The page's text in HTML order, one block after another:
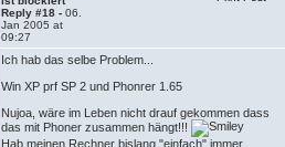
Reply #18 - 06.
Jan 2005 at
09:27
Ich hab das selbe Problem...
Win XP prf SP 2 und Phonrer 1.65
Nujoa, wäre im Leben nicht drauf gekommen dass
das mit Phoner zusammen hängt!!!
Hab meinen Rechner bislang "einfach" immer